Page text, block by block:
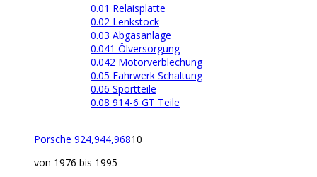
0.01 Relaisplatte
0.02 Lenkstock
0.03 Abgasanlage
0.041 Ölversorgung
0.042 Motorverblechung
0.05 Fahrwerk Schaltung
0.06 Sportteile
0.08 914-6 GT Teile
Porsche 924,944,96810
von 1976 bis 1995